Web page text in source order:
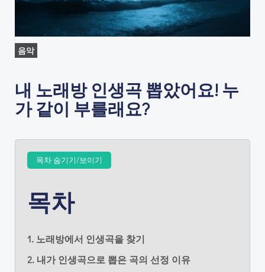
음악
내 노래방 인생곡 뽑았어요! 누
가 같이 부를래요?
목차 숨기기/보이기
목차
1. 노래방에서 인생곡을 찾기
2. 내가 인생곡으로 뽑은 곡의 선정 이유